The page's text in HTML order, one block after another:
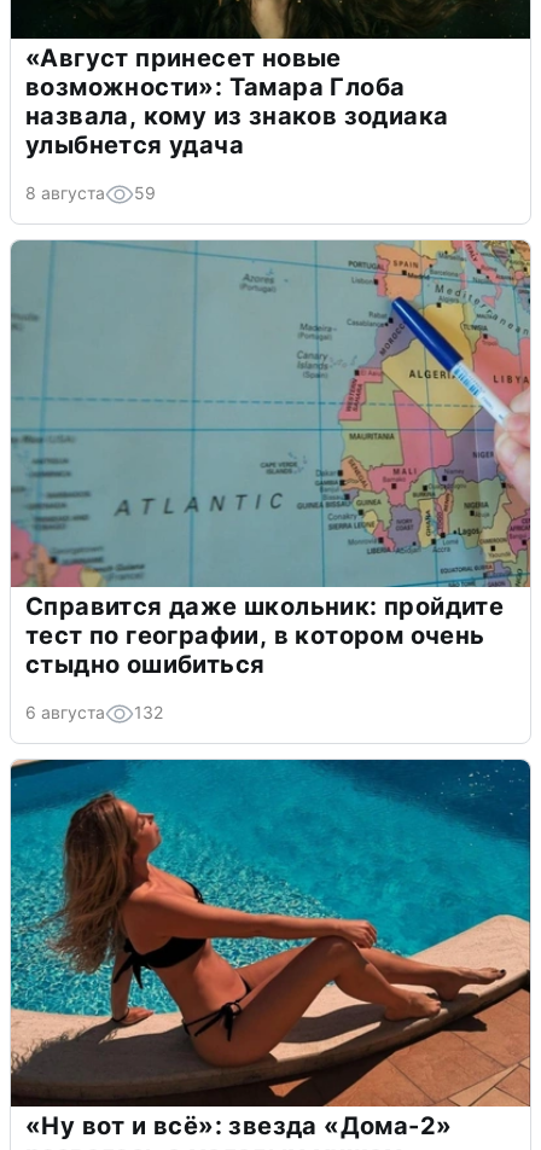
«Август принесет новые
возможности»: Тамара Глоба
назвала, кому из знаков зодиака
улыбнется удача
8 августа 59
Справится даже школьник: пройдите
тест по географии, в котором очень
стыдно ошибиться
6 августа 132
«Ну вот и всё»: звезда «Дома-2»